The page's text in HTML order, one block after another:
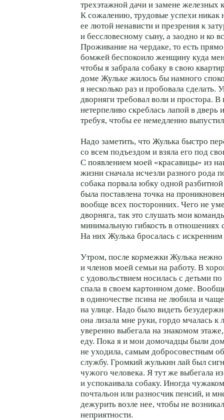
трехэтажной дачи и замене железных
К сожалению, трудовые успехи никак
ее лютой ненависти и презрения к
и бессловесному сыну, а заодно и ко
Проживание на чердаке, то есть
бомжей беспокоило женщину куда
чтобы я забрала собаку в свою
доме Жульке жилось бы намного
я несколько раз и пробовала сделать.
дворняги требовал воли и простора. В
нетерпеливо скреблась лапой в дверь
требуя, чтобы ее немедленно
Надо заметить, что Жулька быстро
со всем подъездом и взяла его под
С появлением моей «красавицы» из
жизни сначала исчезли разного рода
собака порвала юбку одной
была поставлена точка на
вообще всех посторонних. Чего не
дворняга, так это слушать мои
минимальную гибкость в отношениях
На них Жулька бросалась с
Утром, после кормежки Жулька
и членов моей семьи на работу. В
с удовольствием носилась с детьми
спала в своем картонном доме.
в одиночестве псина не любила и
на улице. Надо было видеть
она лизала мне руки, гордо мчалась к
уверенно выбегала на знакомом
еду. Пока я и мои домочадцы были
не уходила, самым добросовестным
службу. Громкий жулькин лай был
чужого человека. Я тут же выбегала
и успокаивала собаку. Иногда
почтальон или разносчик пенсий, и
дежурить возле нее, чтобы не
неприятности.